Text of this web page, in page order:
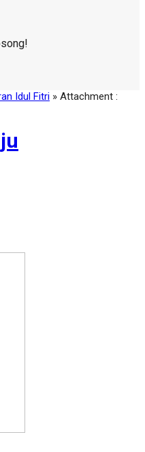
Idul Fitri » Attachment :